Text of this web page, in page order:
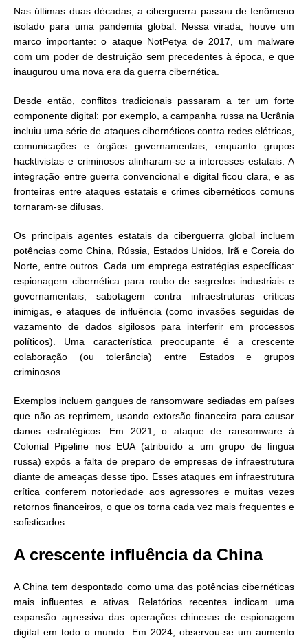
Nas últimas duas décadas, a ciberguerra passou de fenômeno
isolado para uma pandemia global. Nessa virada, houve um
marco importante: o ataque NotPetya de 2017, um malware
com um poder de destruição sem precedentes à época, e que
inaugurou uma nova era da guerra cibernética.
Desde então, conflitos tradicionais passaram a ter um forte
componente digital: por exemplo, a campanha russa na Ucrânia
incluiu uma série de ataques cibernéticos contra redes elétricas,
comunicações e órgãos governamentais, enquanto grupos
hacktivistas e criminosos alinharam-se a interesses estatais. A
integração entre guerra convencional e digital ficou clara, e as
fronteiras entre ataques estatais e crimes cibernéticos comuns
tornaram-se difusas.
Os principais agentes estatais da ciberguerra global incluem
potências como China, Rússia, Estados Unidos, Irã e Coreia do
Norte, entre outros. Cada um emprega estratégias específicas:
espionagem cibernética para roubo de segredos industriais e
governamentais, sabotagem contra infraestruturas críticas
inimigas, e ataques de influência (como invasões seguidas de
vazamento de dados sigilosos para interferir em processos
políticos). Uma característica preocupante é a crescente
colaboração (ou tolerância) entre Estados e grupos
criminosos.
Exemplos incluem gangues de ransomware sediadas em países
que não as reprimem, usando extorsão financeira para causar
danos estratégicos. Em 2021, o ataque de ransomware à
Colonial Pipeline nos EUA (atribuído a um grupo de língua
russa) expôs a falta de preparo de empresas de infraestrutura
diante de ameaças desse tipo. Esses ataques em infraestrutura
crítica conferem notoriedade aos agressores e muitas vezes
retornos financeiros, o que os torna cada vez mais frequentes e
sofisticados.
A crescente influência da China
A China tem despontado como uma das potências cibernéticas
mais influentes e ativas. Relatórios recentes indicam uma
expansão agressiva das operações chinesas de espionagem
digital em todo o mundo. Em 2024, observou-se um aumento